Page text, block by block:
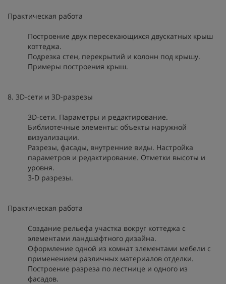
Практическая работа
Построение двух пересекающихся двускатных крыш
коттеджа.
Подрезка стен, перекрытий и колонн под крышу.
Примеры построения крыш.
8. 3D-сети и 3D-разрезы
3D-сети. Параметры и редактирование.
Библиотечные элементы: объекты наружной
визуализации.
Разрезы, фасады, внутренние виды. Настройка
параметров и редактирование. Отметки высоты и
уровня.
3-D разрезы.
Практическая работа
Создание рельефа участка вокруг коттеджа с
элементами ландшафтного дизайна.
Оформление одной из комнат элементами мебели с
применением различных материалов отделки.
Построение разреза по лестнице и одного из
фасадов.